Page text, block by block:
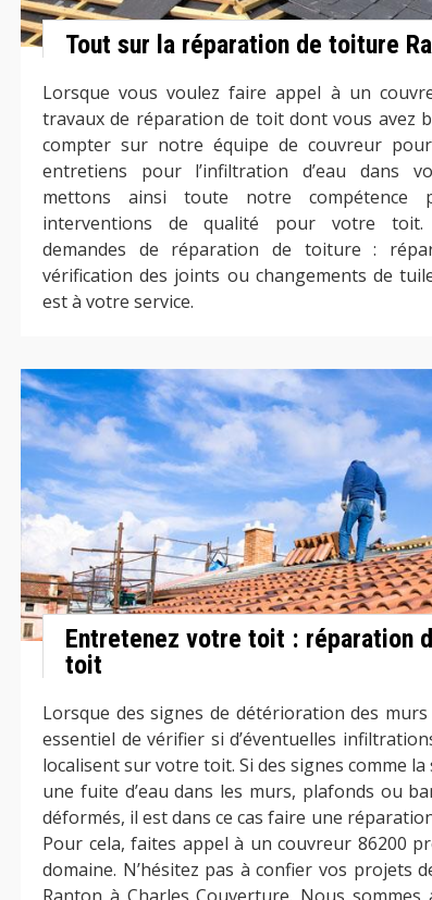
Tout sur la réparation de toiture
Lorsque vous voulez faire appel à un
travaux de réparation de toit dont vous avez
compter sur notre équipe de couvreur
entretiens pour l’infiltration d’eau dans
mettons ainsi toute notre compétence
interventions de qualité pour votre toit.
demandes de réparation de toiture :
vérification des joints ou changements de
est à votre service.
Entretenez votre toit : réparation
toit
Lorsque des signes de détérioration des
essentiel de vérifier si d’éventuelles
localisent sur votre toit. Si des signes comme
une fuite d’eau dans les murs, plafonds ou
déformés, il est dans ce cas faire une
Pour cela, faites appel à un couvreur 86200
domaine. N’hésitez pas à confier vos projets